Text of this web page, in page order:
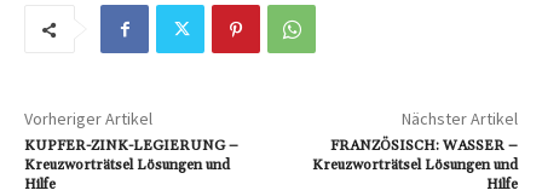
Vorheriger Artikel
KUPFER-ZINK-LEGIERUNG –
Kreuzworträtsel Lösungen und
Hilfe
Nächster Artikel
FRANZÖSISCH: WASSER –
Kreuzworträtsel Lösungen und
Hilfe